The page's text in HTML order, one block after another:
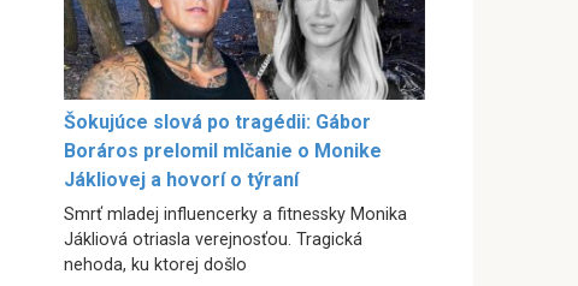
Šokujúce slová po tragédii: Gábor
Boráros prelomil mlčanie o Monike
Jákliovej a hovorí o týraní
Smrť mladej influencerky a fitnessky Monika
Jákliová otriasla verejnosťou. Tragická
nehoda, ku ktorej došlo